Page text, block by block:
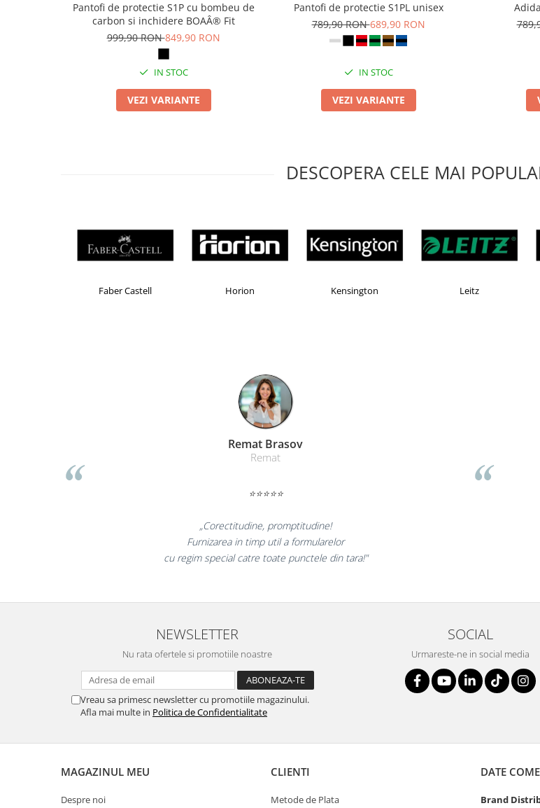
Articole de unica folosinta
Copii - tricouri si hanorace
Securitate digitala
Baterii si acumulatori
Standuri PC si suporturi
ergonomice
Tehnica si mobilier pentru birou
Accesorii mobilier
Ghilotine și Trimmere
Cosuri de gunoi pentru birou
Scaune, birouri si produse
Pantofi de protectie S1P cu bombeu de
carbon si inchidere BOAÂ® Fit
999,90 RON849,90 RON
IN STOC
VEZI VARIANTE
Pantofi de protectie S1PL unisex
789,90 RON689,90 RON
IN STOC
VEZI VARIANTE
DESCOPERA CELE MAI
Brand Product UP Colorissimo EKOMAX
Liamed Brasov
Liamed
⭐⭐⭐⭐⭐
„Promotionalele sunt minunate,
colegii mei au fost foarte incantati,
la fel si clientii nostri!”
NEWSLETTER
Nu rata ofertele si promotiile noastre
Vreau sa primesc newsletter cu promotiile magazinului.
Afla mai multe in Politica de Confidentialitate
SOCIAL
Urmareste-ne in social media
MAGAZINUL MEU
Despre noi
CLIENTI
Metode de Plata
DATE
Brand